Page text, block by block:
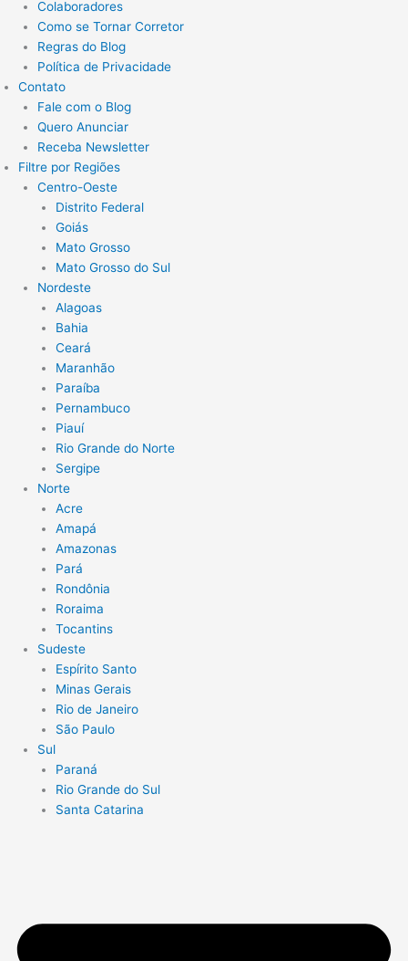
Colaboradores
Como se Tornar Corretor
Regras do Blog
Política de Privacidade
Contato
Fale com o Blog
Quero Anunciar
Receba Newsletter
Filtre por Regiões
Centro-Oeste
Distrito Federal
Goiás
Mato Grosso
Mato Grosso do Sul
Nordeste
Alagoas
Bahia
Ceará
Maranhão
Paraíba
Pernambuco
Piauí
Rio Grande do Norte
Sergipe
Norte
Acre
Amapá
Amazonas
Pará
Rondônia
Roraima
Tocantins
Sudeste
Espírito Santo
Minas Gerais
Rio de Janeiro
São Paulo
Sul
Paraná
Rio Grande do Sul
Santa Catarina